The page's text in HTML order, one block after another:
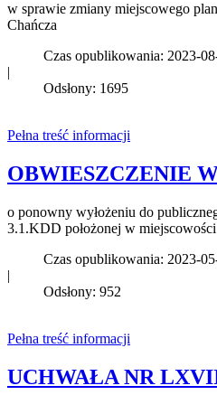
w sprawie zmiany miejscowego
Chańcza
Czas opublikowania: 2023-
|
Odsłony: 1695
Pełna treść informacji
OBWIESZCZENIE
o ponowny wyłożeniu do
3.1.KDD położonej w
Czas opublikowania: 2023-
|
Odsłony: 952
Pełna treść informacji
UCHWAŁA NR